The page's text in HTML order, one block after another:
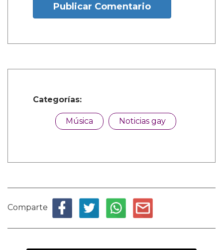
Publicar Comentario
Categorías:
Música Noticias gay
Comparte